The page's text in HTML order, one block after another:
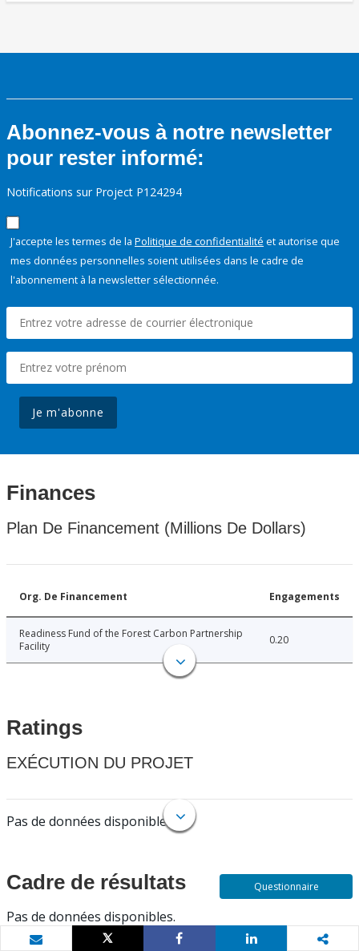
Abonnez-vous à notre newsletter
pour rester informé:
Notifications sur Project P124294
J'accepte les termes de la Politique de confidentialité et autorise que
mes données personnelles soient utilisées dans le cadre de
l'abonnement à la newsletter sélectionnée.
Je m'abonne
Finances
Plan De Financement (Millions De Dollars)
Org. De Financement Engagements
Readiness Fund of the Forest Carbon Partnership
Facility
0.20
Ratings
EXÉCUTION DU PROJET
Pas de données disponibles.
Cadre de résultats
Pas de données disponibles.
Questionnaire